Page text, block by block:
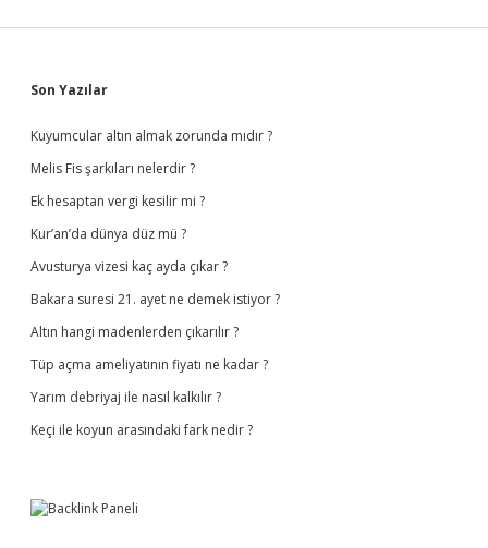
Sidebar
Son Yazılar
Kuyumcular altın almak zorunda mıdır ?
Melis Fis şarkıları nelerdir ?
Ek hesaptan vergi kesilir mi ?
Kur’an’da dünya düz mü ?
Avusturya vizesi kaç ayda çıkar ?
Bakara suresi 21. ayet ne demek istiyor ?
Altın hangi madenlerden çıkarılır ?
Tüp açma ameliyatının fiyatı ne kadar ?
Yarım debriyaj ile nasıl kalkılır ?
Keçi ile koyun arasındaki fark nedir ?